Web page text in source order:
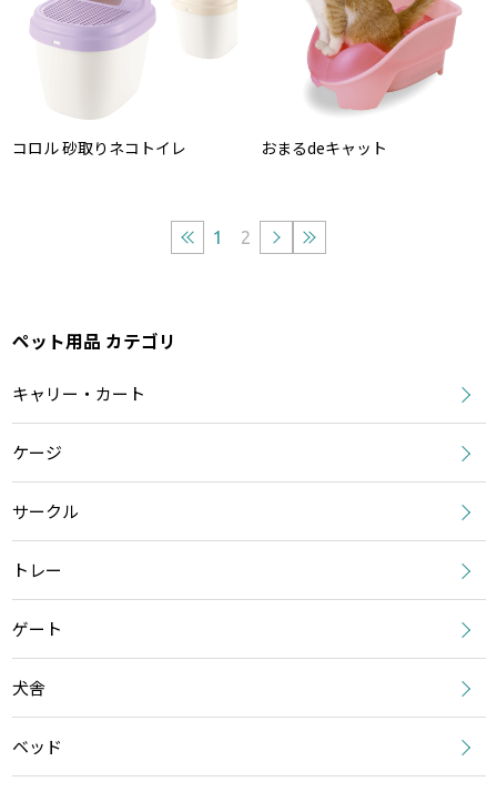
コロル 砂取りネコトイレ おまるdeキャット
1 2
ペット用品 カテゴリ
キャリー・カート
ケージ
サークル
トレー
ゲート
犬舎
ベッド